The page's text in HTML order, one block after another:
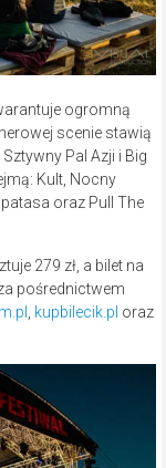
ogromną
scenie stawią
Pal Azji i Big
Kult, Nocny
oraz Pull The
279 zł, a bilet na
pośrednictwem
kupbilecik.pl oraz